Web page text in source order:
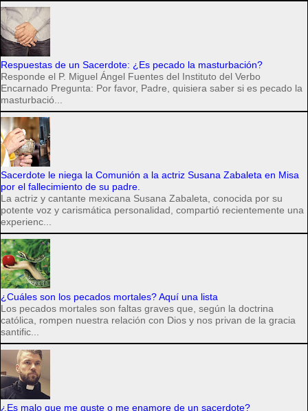
Respuestas de un Sacerdote: ¿Es pecado la masturbación?
Responde el P. Miguel Ángel Fuentes del Instituto del Verbo
Encarnado Pregunta: Por favor, Padre, quisiera saber si es pecado la
masturbació...
Sacerdote le niega la Comunión a la actriz Susana Zabaleta en Misa
por el fallecimiento de su padre.
La actriz y cantante mexicana Susana Zabaleta, conocida por su
potente voz y carismática personalidad, compartió recientemente una
experienc...
¿Cuáles son los pecados mortales? Aquí una lista
Los pecados mortales son faltas graves que, según la doctrina
católica, rompen nuestra relación con Dios y nos privan de la gracia
santific...
¿Es malo que me guste o me enamore de un sacerdote?